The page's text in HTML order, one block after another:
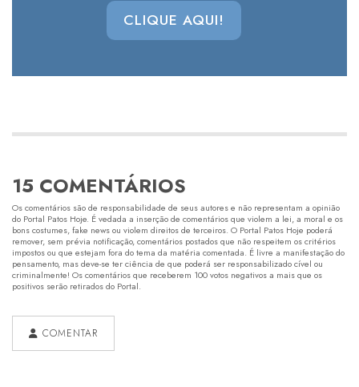
CLIQUE AQUI!
15 COMENTÁRIOS
Os comentários são de responsabilidade de seus autores e não representam a opinião
do Portal Patos Hoje. É vedada a inserção de comentários que violem a lei, a moral e os
bons costumes, fake news ou violem direitos de terceiros. O Portal Patos Hoje poderá
remover, sem prévia notificação, comentários postados que não respeitem os critérios
impostos ou que estejam fora do tema da matéria comentada. É livre a manifestação do
pensamento, mas deve-se ter ciência de que poderá ser responsabilizado cível ou
criminalmente! Os comentários que receberem 100 votos negativos a mais que os
positivos serão retirados do Portal.
COMENTAR